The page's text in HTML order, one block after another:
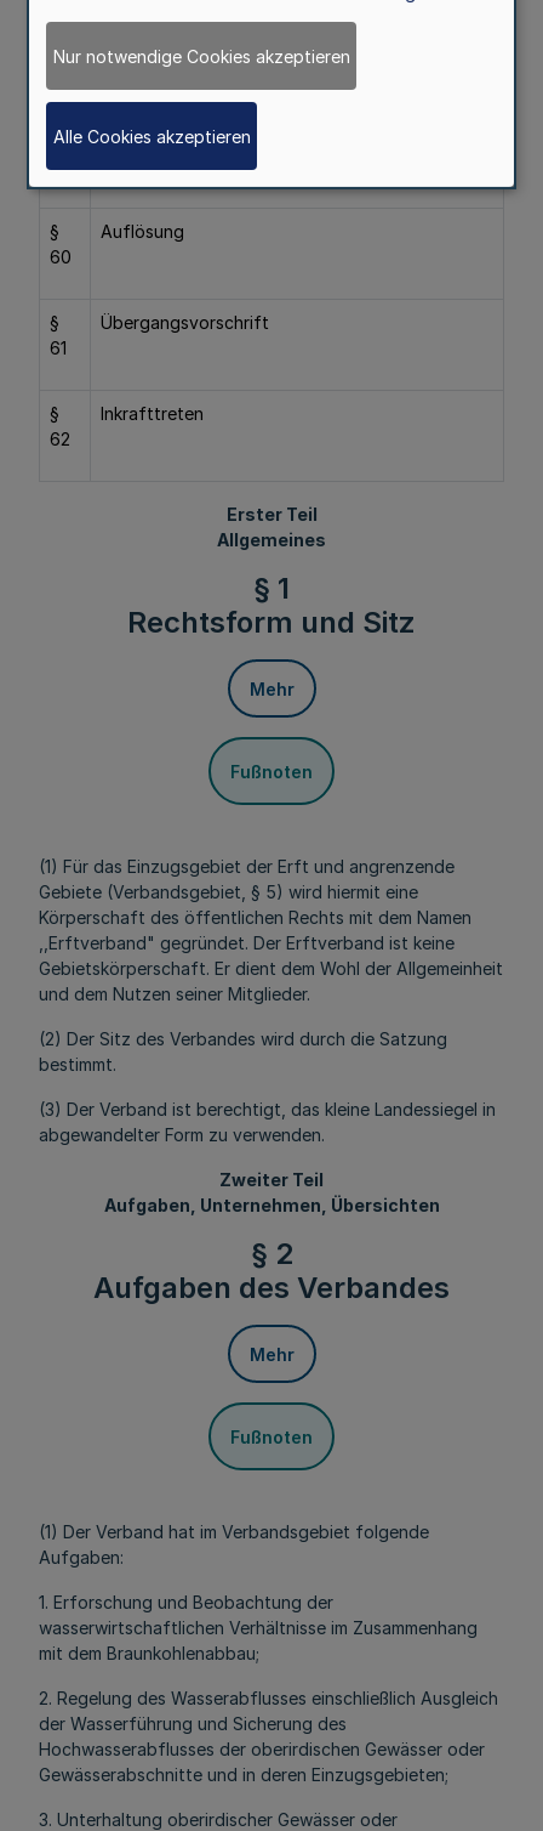
Zwölfter Teil
§
59
(weggefallen)
§
60
Auflösung
§
61
Übergangsvorschrift
§
62
Inkrafttreten
Erster Teil
Allgemeines
§ 1
Rechtsform und Sitz
Mehr
Fußnoten
(1) Für das Einzugsgebiet der Erft und angrenzende
Gebiete (Verbandsgebiet, § 5) wird hiermit eine
Körperschaft des öffentlichen Rechts mit dem Namen
,,Erftverband" gegründet. Der Erftverband ist keine
Gebietskörperschaft. Er dient dem Wohl der Allgemeinheit
und dem Nutzen seiner Mitglieder.
(2) Der Sitz des Verbandes wird durch die Satzung
bestimmt.
(3) Der Verband ist berechtigt, das kleine Landessiegel in
abgewandelter Form zu verwenden.
Zweiter Teil
Aufgaben, Unternehmen, Übersichten
§ 2
Aufgaben des Verbandes
Mehr
Fußnoten
(1) Der Verband hat im Verbandsgebiet folgende
Aufgaben:
1. Erforschung und Beobachtung der
wasserwirtschaftlichen Verhältnisse im Zusammenhang
mit dem Braunkohlenabbau;
2. Regelung des Wasserabflusses einschließlich Ausgleich
der Wasserführung und Sicherung des
Hochwasserabflusses der oberirdischen Gewässer oder
Gewässerabschnitte und in deren Einzugsgebieten;
3. Unterhaltung oberirdischer Gewässer oder
Nur notwendige Cookies akzeptieren
Alle Cookies akzeptieren